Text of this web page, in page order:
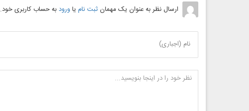
ارسال نظر به عنوان یک مهمانثبت نام یاورودبه حساب کاربری خود.
نام (اجباری)